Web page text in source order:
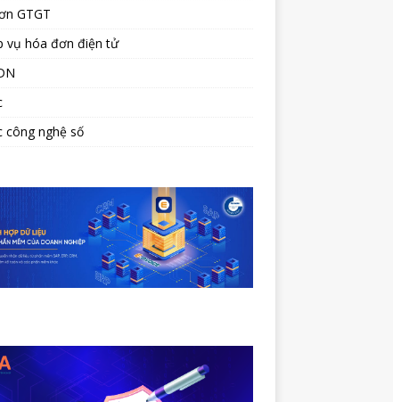
GTGT
vụ hóa đơn điện tử
công nghệ số